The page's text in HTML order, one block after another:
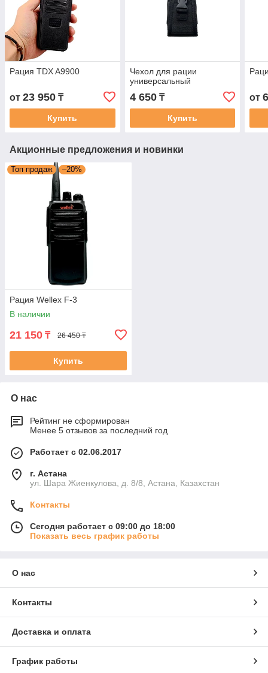
Рация TDX A9900
от 23 950 ₸
Купить
Чехол для рации
универсальный
4 650₸
Купить
от
Акционные предложения и новинки
Топ продаж –20%
Рация Wellex F-3
В наличии
21 150 ₸ 26 450 ₸
Купить
О нас
Рейтинг не сформирован
Менее 5 отзывов за последний год
Работает с 02.06.2017
г. Астана
ул. Шара Жиенкулова, д. 8/8, Астана, Казахстан
Контакты
Сегодня работает с 09:00 до 18:00
Показать весь график работы
О нас
Контакты
Доставка и оплата
График работы